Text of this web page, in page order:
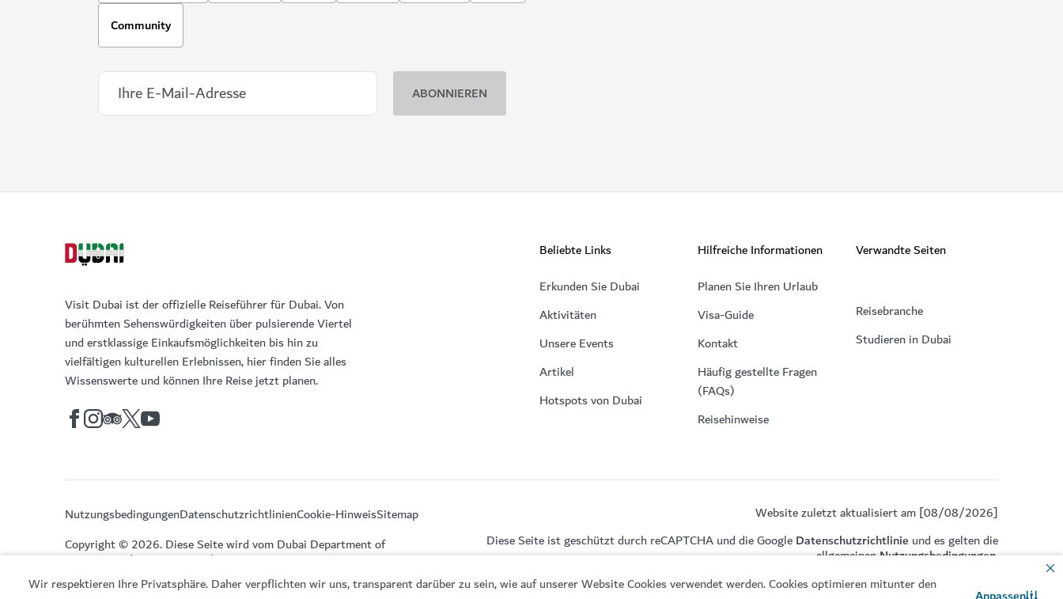
Wir respektieren Ihre Privatsphäre. Daher verpflichten wir uns, transparent darüber zu sein, wie auf unserer Website Cookies verwendet werden. Cookies optimieren mitunter den
Community
Visit Dubai ist der offizielle Reiseführer für Dubai. Von
berühmten Sehenswürdigkeiten über pulsierende Viertel
und erstklassige Einkaufsmöglichkeiten bis hin zu
vielfältigen kulturellen Erlebnissen, hier finden Sie alles
Wissenswerte und können Ihre Reise jetzt planen.
Beliebte Links
Erkunden Sie Dubai
Aktivitäten
Unsere Events
Artikel
Hotspots von Dubai
Hilfreiche Informationen
Planen Sie Ihren Urlaub
Visa-Guide
Kontakt
Häufig gestellte Fragen
(FAQs)
Reisehinweise
Verwandte Seiten
Reisebranche
Studieren in Dubai
NutzungsbedingungenDatenschutzrichtlinienCookie-HinweisSitemap
Copyright © 2026. Diese Seite wird vom Dubai Department of
Economy and Tourism verwaltet.
Website zuletzt aktualisiert am [08/08/2026]
Diese Seite ist geschützt durch reCAPTCHA und die GoogleDatenschutzrichtlinie und es gelten die
allgemeinenNutzungsbedingungen